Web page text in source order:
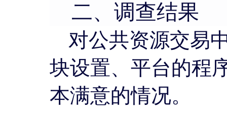
二、调查结果
对公共资源交易
块设置、平台的程
本满意的情况。